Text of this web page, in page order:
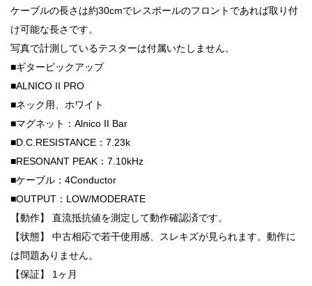
ケーブルの長さは約30cmでレスポールのフロントであれば取り付
け可能な長さです。
写真で計測しているテスターは付属いたしません。
■ギターピックアップ
■ALNICO II PRO
■ネック用、ホワイト
■マグネット：Alnico II Bar
■D.C.RESISTANCE：7.23k
■RESONANT PEAK：7.10kHz
■ケーブル：4Conductor
■OUTPUT：LOW/MODERATE
【動作】 直流抵抗値を測定して動作確認済です。
【状態】 中古相応で若干使用感、スレキズが見られます。動作に
は問題ありません。
【保証】 1ヶ月